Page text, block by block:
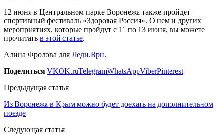
12 июня в Центральном парке Воронежа также пройдет
спортивный фестиваль «Здоровая Россия». О нем и других
мероприятиях, которые пройдут с 11 по 13 июня, вы можете
прочитать в этой статье.
Алина Фролова для Леди.Врн.
Поделиться VKOK.ruTelegramWhatsAppViberPinterest
Предыдущая статья
Из Воронежа в Крым можно будет доехать на дополнительном
поезде
Следующая статья